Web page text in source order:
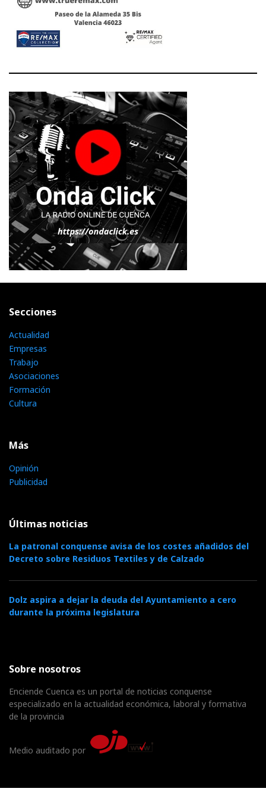
Secciones
Actualidad
Empresas
Trabajo
Asociaciones
Formación
Cultura
Más
Opinión
Publicidad
Últimas noticias
La patronal conquense avisa de los costes añadidos del
Decreto sobre Residuos Textiles y de Calzado
Dolz aspira a dejar la deuda del Ayuntamiento a cero
durante la próxima legislatura
Sobre nosotros
Enciende Cuenca es un portal de noticias conquense
especializado en la actualidad económica, laboral y formativa
de la provincia
Medio auditado por